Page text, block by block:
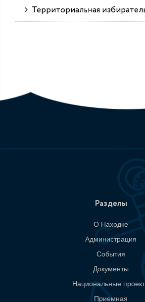
Территориальная
Разделы
О Находке
Администрация
События
Документы
Национальные
Приемная